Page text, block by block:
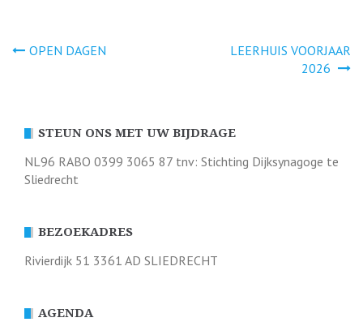
Bericht
OPEN DAGEN
LEERHUIS VOORJAAR
2026
STEUN ONS MET UW BIJDRAGE
NL96 RABO 0399 3065 87 tnv: Stichting Dijksynagoge te
Sliedrecht
BEZOEKADRES
Rivierdijk 51 3361 AD SLIEDRECHT
AGENDA